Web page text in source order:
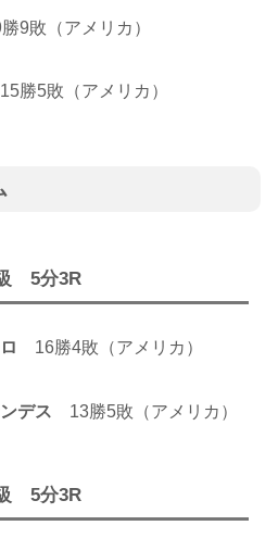
9敗（アメリカ）
勝5敗（アメリカ）
5分3R
16勝4敗（アメリカ）
デス 13勝5敗（アメリカ）
5分3R